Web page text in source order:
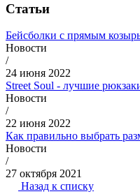
Статьи
Бейсболки с прямым
Новости
/
24 июня 2022
Street Soul - лучшие
Новости
/
22 июня 2022
Как правильно выбрать
Новости
/
27 октября 2021
Назад к списку